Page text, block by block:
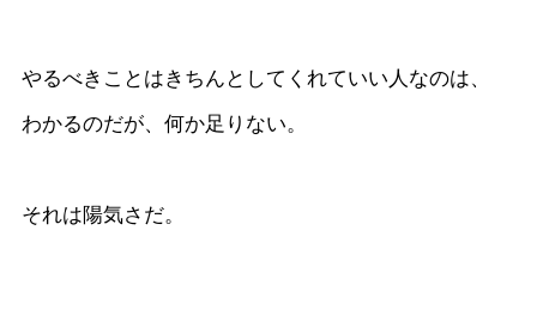
やるべきことはきちんとしてくれていい人なのは、
わかるのだが、何か足りない。
それは陽気さだ。